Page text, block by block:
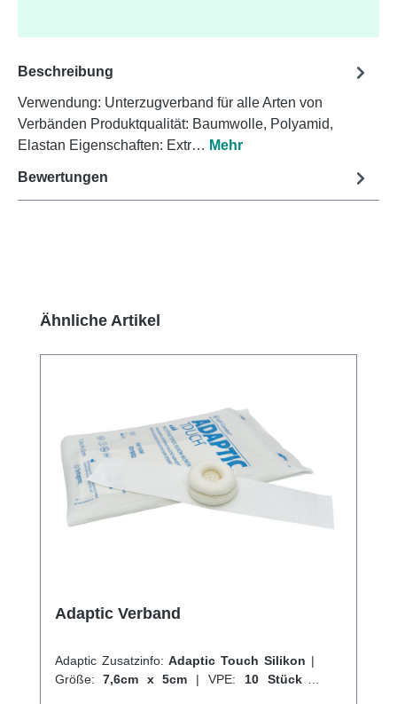
Beschreibung
Verwendung: Unterzugverband für alle Arten von
Verbänden Produktqualität: Baumwolle, Polyamid,
Elastan Eigenschaften: Extr… Mehr
Bewertungen
Produktgalerie überspringen
Ähnliche Artikel
Adaptic Verband
Adaptic Zusatzinfo: Adaptic Touch Silikon |
Größe: 7,6cm x 5cm | VPE: 10 Stück